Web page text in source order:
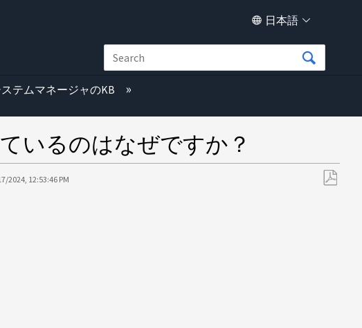
日本語
ステムマネージャのKB
いるのはなぜですか？
2024, 12:53:46 PM